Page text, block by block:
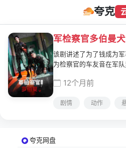
夸克
军检察官多伯曼犬
该剧讲述了为了钱成为
为检察官的车友音在军
12个月前
剧情 动作
夸克网盘